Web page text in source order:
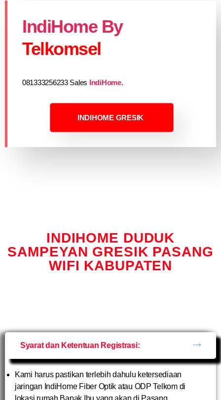
IndiHome By
Telkomsel
081333256233 Sales IndiHome.
INDIHOME GRESIK
INDIHOME DUDUK
SAMPEYAN GRESIK PASANG
WIFI KABUPATEN
Syarat dan Ketentuan Registrasi:
Kami harus pastikan terlebih dahulu ketersediaan
jaringan IndiHome Fiber Optik atau ODP Telkom di
lokasi rumah Bapak Ibu yang akan di Pasang.